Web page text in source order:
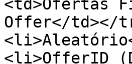
<td>Ofertas
Offer</td></
<li>OfferID